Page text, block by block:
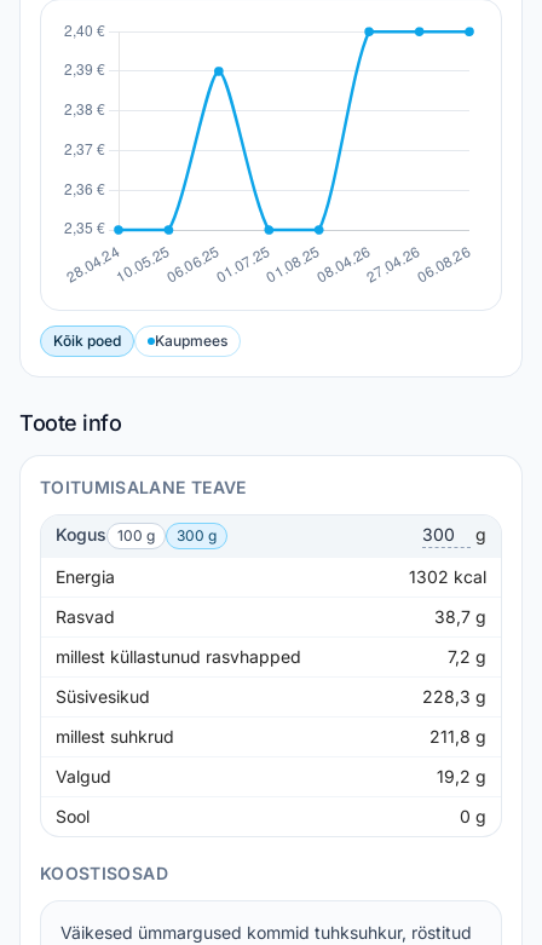
Kõik poed Kaupmees
Toote info
TOITUMISALANE TEAVE
Kogus 100 g 300 g g
Energia 1302 kcal
Rasvad
38,7 g
millest küllastunud rasvhapped
7,2 g
Süsivesikud
228,3 g
millest suhkrud
211,8 g
Valgud
19,2 g
Sool
0 g
KOOSTISOSAD
Väikesed ümmargused kommid tuhksuhkur, röstitud